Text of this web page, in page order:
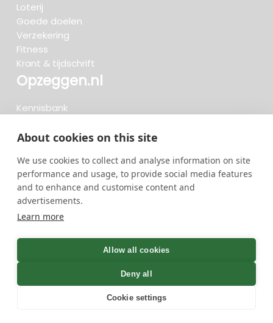
About cookies on this site
We use cookies to collect and analyse information on site
performance and usage, to provide social media features
and to enhance and customise content and
advertisements.
Learn more
Allow all cookies
Deny all
Cookie settings
Loterij
Goede doelen
Verzekering
Fitness
Krant & tijdschrift
Opzeggen.nl
Kennisbank
Beoordelingen
Meteen opzeggen
719 opzeggingen afgelopen 30 dagen - 3.666.347
opzeggingen in totaal
GreenOnline BV Gebruiksvoorwaarden